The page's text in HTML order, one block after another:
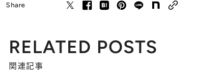
Share
RELATED POSTS
関連記事